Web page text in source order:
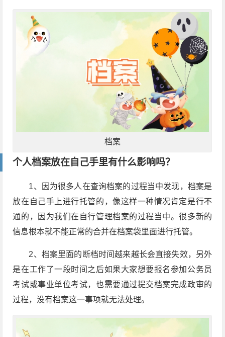
档案
个人档案放在自己手里有什么影响吗？
1、因为很多人在查询档案的过程当中发现，档案是
放在自己手上进行托管的，像这样一种情况肯定是行不
通的，因为我们在自行管理档案的过程当中。很多新的
信息根本就不能正常的合并在档案袋里面进行托管。
2、档案里面的断档时间越来越长会直接失效，另外
是在工作了一段时间之后如果大家想要报名参加公务员
考试或事业单位考试，也需要通过提交档案完成政审的
过程，没有档案这一事项就无法处理。